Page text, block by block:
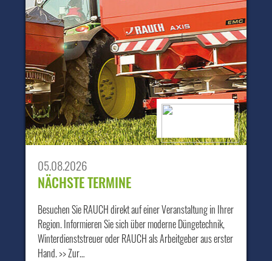
05.08.2026
NÄCHSTE TERMINE
Besuchen Sie RAUCH direkt auf einer Veranstaltung in Ihrer
Region. Informieren Sie sich über moderne Düngetechnik,
Winterdienststreuer oder RAUCH als Arbeitgeber aus erster
Hand. >> Zur…